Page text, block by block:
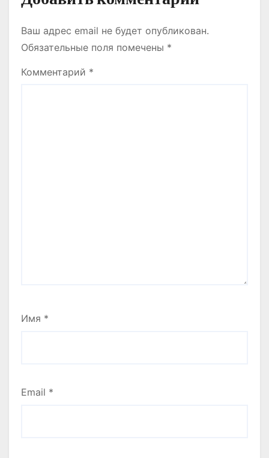
Ваш адрес email не будет опубликован.
Обязательные поля помечены *
Комментарий *
Имя *
Email *